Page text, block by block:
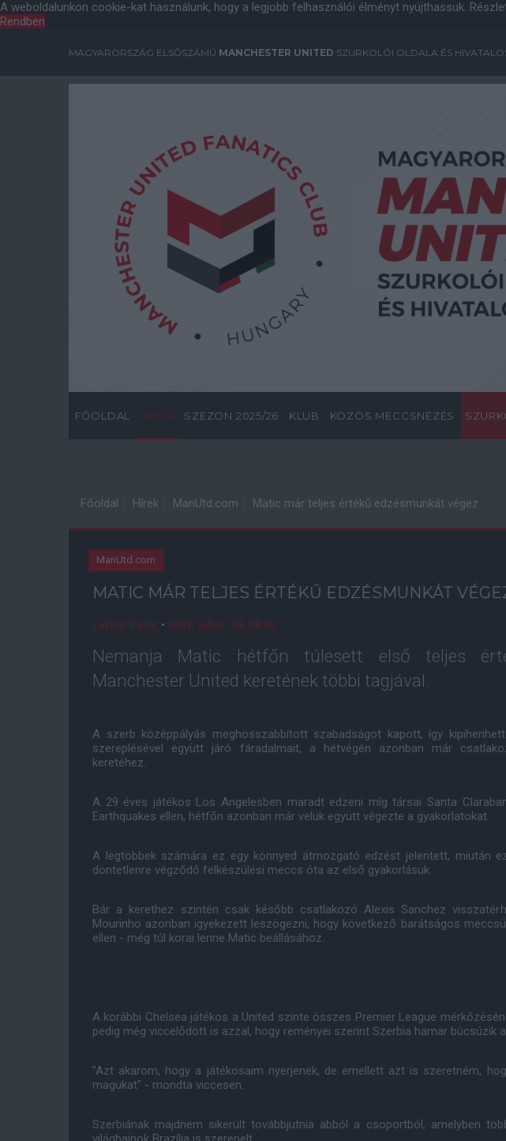
A weboldalunkon cookie-kat használunk, hogy a legjobb felhasználói élményt nyújthassuk.
Rendben
MAGYARORSZÁG ELSŐSZÁMÚ MANCHESTER UNITED SZURKOLÓI OLDALA ÉS
FŐOLDAL HÍREK SZEZON 2025/26 KLUB KÖZÖS MECCSNÉZÉS
Főoldal Hírek ManUtd.com Matic már teljes értékű edzésmunkát végez
ManUtd.com
MATIC MÁR TELJES ÉRTÉKŰ EDZÉSMUNKÁT
Lakner Péter • 2018. július. 24. 08:40
Nemanja Matic hétfőn túlesett első teljes
Manchester United keretének többi tagjával.
A szerb középpályás meghosszabbított szabadságot kapott, így
szereplésével együtt járó fáradalmait, a hétvégén azonban már
keretéhez.
A 29 éves játékos Los Angelesben maradt edzeni míg társai Santa
Earthquakes ellen, hétfőn azonban már velük együtt végezte a gyakorlatokat.
A legtöbbek számára ez egy könnyed átmozgató edzést jelentett, miután
döntetlenre végződő felkészülési meccs óta az első gyakorlásuk.
Bár a kerethez szintén csak később csatlakozó Alexis Sanchez
Mourinho azonban igyekezett leszögezni, hogy következő barátságos
ellen - még túl korai lenne Matic beállásához.
A korábbi Chelsea játékos a United szinte összes Premier League
pedig még viccelődött is azzal, hogy reményei szerint Szerbia hamar búcsúzik
"Azt akarom, hogy a játékosaim nyerjenek, de emellett azt is szeretném,
magukat" - mondta viccesen.
Szerbiának majdnem sikerült továbbjutnia abból a csoportból, amelyben